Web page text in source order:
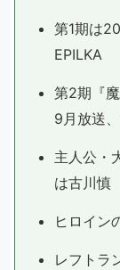
第1期は
EPILKA
第2期『
9月放送
主人公・
は古川慎
ヒロイン
レフトラ